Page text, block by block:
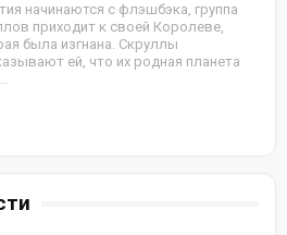
начинаются с флэшбэка, группа
приходит к своей Королеве,
была изгнана. Скруллы
ей, что их родная планета